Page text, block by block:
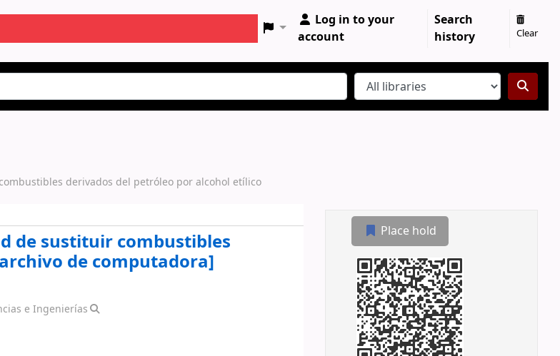
Log in to your
account
Search
history
Clear
derivados del petróleo por alcohol etílico
de sustituir combustibles
de computadora]
e Ingenierías
Place hold